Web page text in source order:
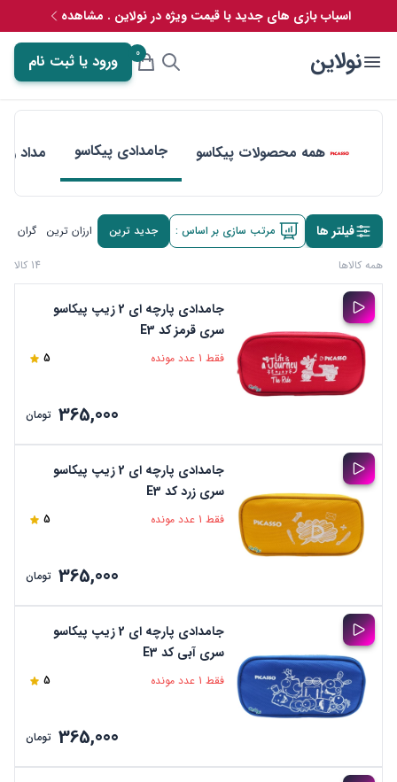
اسباب بازی های جدید با قیمت ویژه در نولاین . مشاهده
نولاین 0 ورود یا ثبت نام
همه محصولات پیکاسو مداد جامدادی پیکاسو
فیلتر ها مرتب سازی بر اساس : جدید ترین ارزان ترین گران
همه کالاها 14 کالا
جامدادی پارچه ای 2 زیپ پیکاسو
سری قرمز کد E3
فقط 1 عدد مونده 5
365,000 تومان
جامدادی پارچه ای 2 زیپ پیکاسو
سری زرد کد E3
فقط 1 عدد مونده 5
365,000 تومان
جامدادی پارچه ای 2 زیپ پیکاسو
سری آبی کد E3
فقط 1 عدد مونده 5
365,000 تومان